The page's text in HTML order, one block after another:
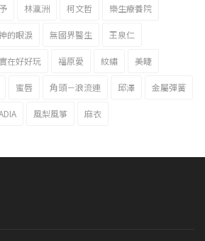
林瀛洲 柯文哲 樂生療養院
的眼淚 無國界醫生 王泉仁
在好好玩 福原愛 紋繡 美睫
蜜唇 角頭－浪流連 邱澤 金屬彈簧
風梨風箏 麻衣